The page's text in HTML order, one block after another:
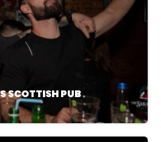
SCOTTISH PUB